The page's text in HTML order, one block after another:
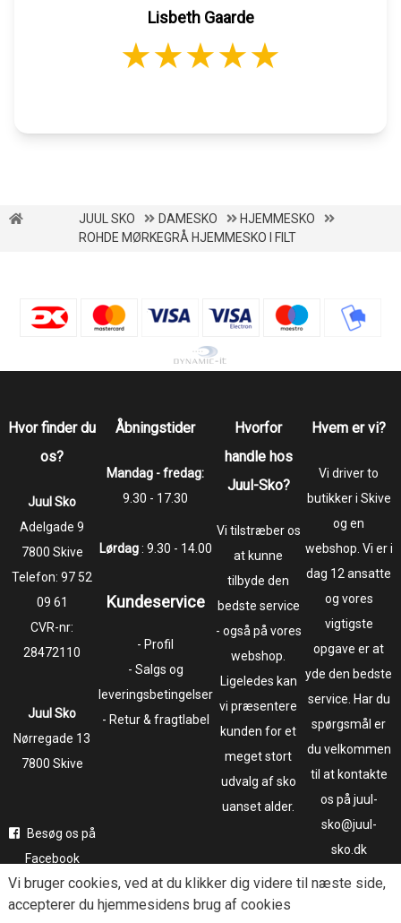
Lisbeth Gaarde
JUUL SKO DAMESKO
HJEMMESKO
ROHDE MØRKEGRÅ HJEMMESKO I FILT
Hvor finder du
os?
Juul Sko
​​​​​​​Adelgade 9
7800 Skive
Telefon:97 52
09 61
CVR-nr:
28472110
Juul Sko
​​​​​​​Nørregade 13
7800 Skive
Besøg os på
Facebook
Følg os på
Åbningstider
Mandag - fredag:
9.30 - 17.30
Lørdag: 9.30 - 14.00
Kundeservice
- Profil
- Salgs og
leveringsbetingelser
- Retur & fragtlabel
Hvorfor
handle hos
Juul-Sko?
Vi tilstræber os
at kunne
tilbyde den
bedste service
- også på vores
webshop.
Ligeledes kan
vi præsentere
kunden for et
meget stort
udvalg af sko
uanset alder.
Hvem er vi?
Vi driver to
butikker i Skive
og en
webshop. Vi er i
dag 12 ansatte
og vores
vigtigste
opgave er at
yde den bedste
service. Har du
spørgsmål er
du velkommen
til at kontakte
os på juul-
sko@juul-
sko.dk
Vi bruger cookies, ved at du klikker dig videre til næste side,
accepterer du hjemmesidens brug af cookies